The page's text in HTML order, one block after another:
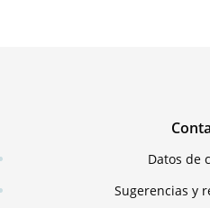
Datos de
Sugerencias y